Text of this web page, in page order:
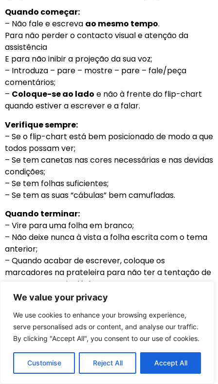
We value your privacy
We use cookies to enhance your browsing experience,
serve personalised ads or content, and analyse our traffic.
By clicking "Accept All", you consent to our use of cookies.
Customise Reject All Accept All
Quando começar:
– Não fale e escreva ao mesmo tempo.
Para não perder o contacto visual e atenção da
assistência
E para não inibir a projeção da sua voz;
– Introduza – pare – mostre – pare – fale/peça
comentários;
– Coloque-se ao lado e não à frente do flip-chart
quando estiver a escrever e a falar.
Verifique sempre:
– Se o flip-chart está bem posicionado de modo a que
todos possam ver;
– Se tem canetas nas cores necessárias e nas devidas
condições;
– Se tem folhas suficientes;
– Se tem as suas “cábulas” bem camufladas.
Quando terminar:
– Vire para uma folha em branco;
– Não deixe nunca à vista a folha escrita com o tema
anterior;
– Quando acabar de escrever, coloque os
marcadores na prateleira para não ter a tentação de
começar a manipulá-los com as mãos.
TIPOS DE AUXILIARES
Considero como auxiliares todos os recursos que nos
permitam aumentar o impacto da nossa
Assim, dividimos os auxiliares em dois grandes